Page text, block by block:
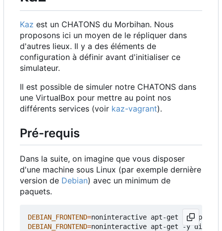
Kaz est un CHATONS du Morbihan. Nous
proposons ici un moyen de le répliquer dans
d'autres lieux. Il y a des éléments de
configuration à définir avant d'initialiser ce
simulateur.
Il est possible de simuler notre CHATONS dans
une VirtualBox pour mettre au point nos
différents services (voir kaz-vagrant).
Pré-requis
Dans la suite, on imagine que vous disposer
d'une machine sous Linux (par exemple dernière
version de Debian) avec un minimum de
paquets.
DEBIAN_FRONTEND=
DEBIAN_FRONTEND=